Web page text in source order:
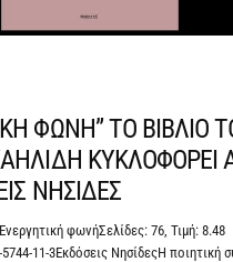
ΦΩΝΗ” ΤΟ ΒΙΒΛΙΟ
ΚΥΚΛΟΦΟΡΕΙ
ΝΗΣΙΔΕΣ
φωνήΣελίδες: 76, Τιμή: 8.48
11-3Εκδόσεις ΝησίδεςΗ ποιητική